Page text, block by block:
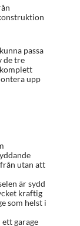
passa
de tre
upp
utan att
är sydd
kraftig
som helst i
ett garage